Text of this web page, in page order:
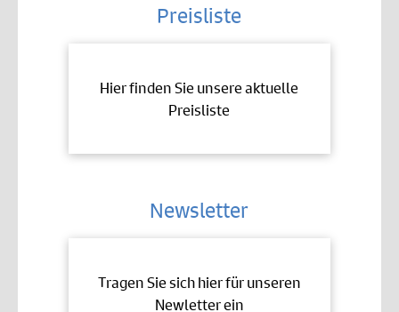
Preisliste
Hier finden Sie unsere aktuelle
Preisliste
Newsletter
Tragen Sie sich hier für unseren
Newletter ein